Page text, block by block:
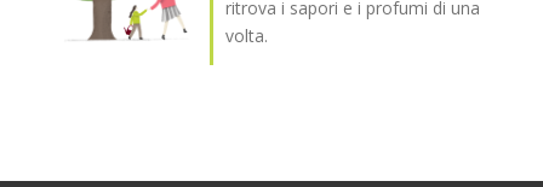
ritrova i sapori e i profumi di una
volta.